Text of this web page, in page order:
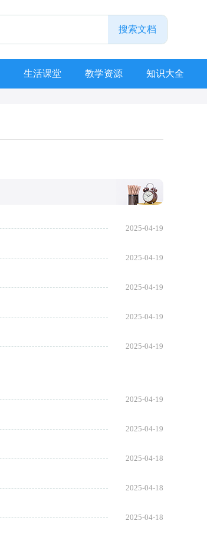
生活课堂 教学资源 知识大全
2025-04-19
2025-04-19
2025-04-19
2025-04-19
2025-04-19
2025-04-19
2025-04-19
2025-04-18
2025-04-18
2025-04-18